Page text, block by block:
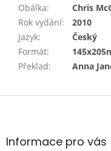
Obálka:
Chris
Rok vydání:
2010
Jazyk:
Český
Formát:
Překlad: Anna
Z
aInformace pro vás